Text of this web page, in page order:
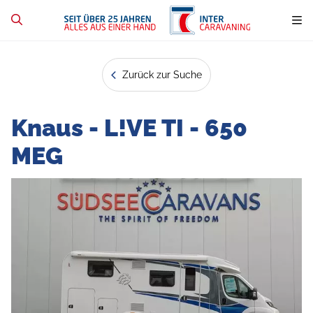
Zurück zur Suche
Knaus - L!VE TI - 650
MEG